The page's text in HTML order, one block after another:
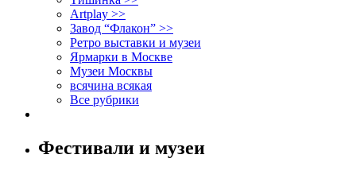
Artplay >>
Завод “Флакон” >>
Ретро выставки и музеи
Ярмарки в Москве
Музеи Москвы
всячина всякая
Все рубрики
Фестивали и музеи